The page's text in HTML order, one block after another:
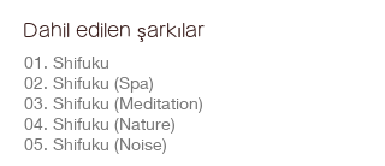
Dahil edilen şarkılar
01. Shifuku
02. Shifuku (Spa)
03. Shifuku (Meditation)
04. Shifuku (Nature)
05. Shifuku (Noise)